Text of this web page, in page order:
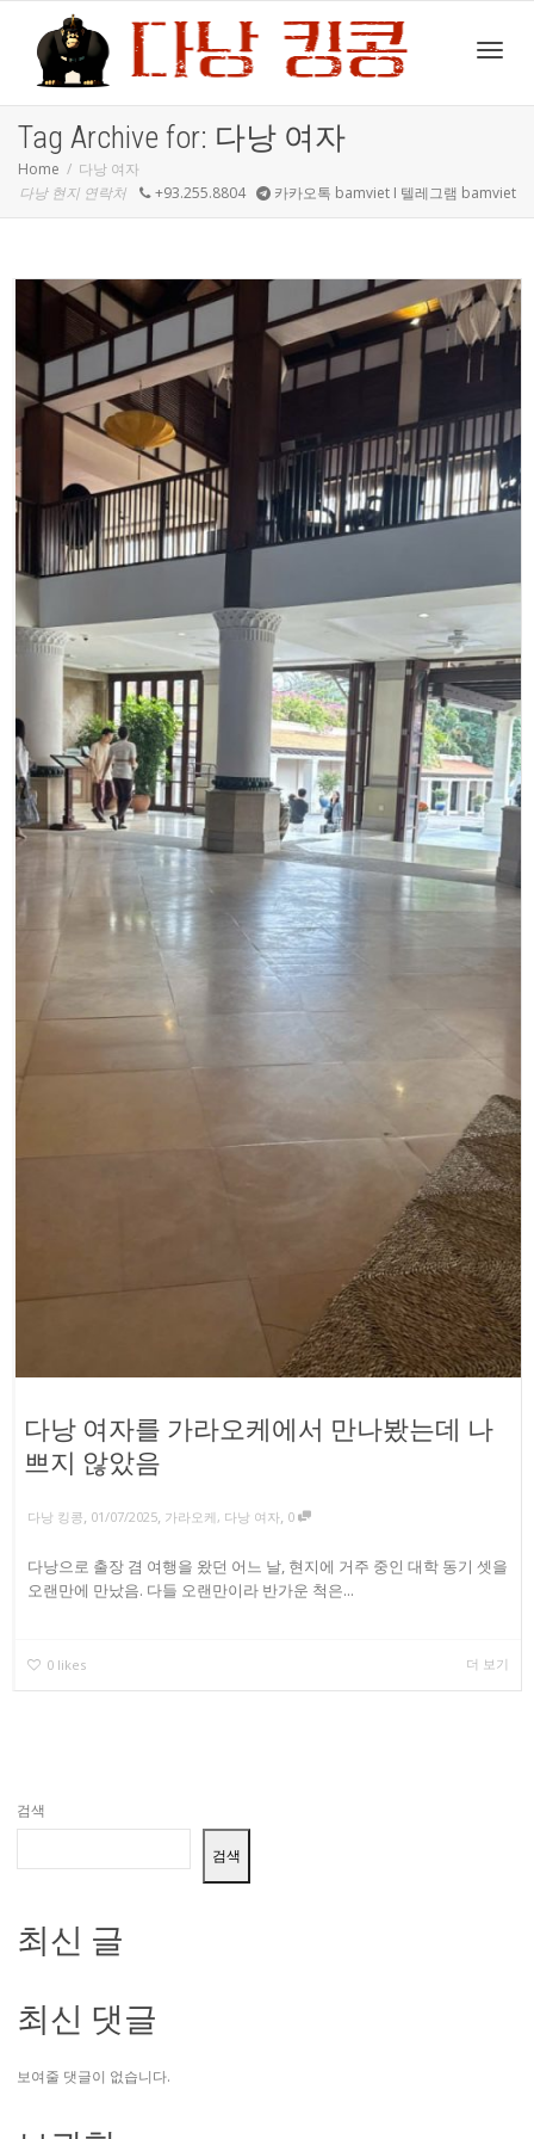
Tag Archive for: 다낭 여자
Home
다낭 여자
다낭 현지 연락처
+93.255.8804 카카오톡 bamviet I 텔레그램 bamviet
다낭 여자를 가라오케에서 만나봤는데 나
쁘지 않았음
다낭 킹콩, 01/07/2025, 가라오케, 다낭 여자, 0
다낭으로 출장 겸 여행을 왔던 어느 날, 현지에 거주 중인 대학 동기 셋을
오랜만에 만났음. 다들 오랜만이라 반가운 척은...
0 likes 더 보기
검색
검색
최신 글
최신 댓글
보여줄 댓글이 없습니다.